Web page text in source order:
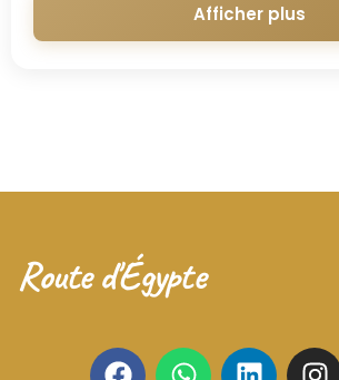
Afficher plus
Route d'Égypte